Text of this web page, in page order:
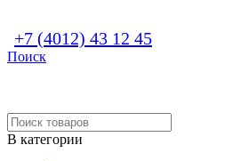
+7 (4012) 43 12 45
Поиск
В категории